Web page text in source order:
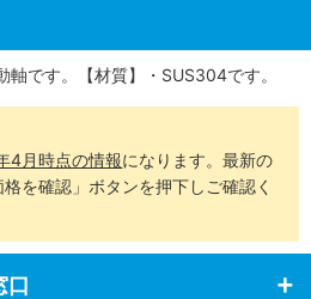
軸です。【材質】・SUS304です。
4月時点の情報になります。最新の
を確認」ボタンを押下しご確認く
口